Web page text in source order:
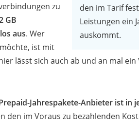
den im Tarif
Leistungen ein
auskommt.
zu
GB
aus. Wer
ist mit
lässt sich auch ab und an mal
Jahrespakete-Anbieter ist in
den im Voraus zu bezahlenden